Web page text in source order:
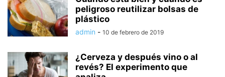
peligroso reutilizar bolsas de
plástico
admin - 10 de febrero de 2019
¿Cerveza y después vino o al
revés? El experimento que